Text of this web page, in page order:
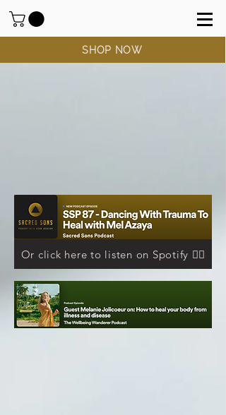
SHOP NOW
Or click here to listen on Spotify 👆🏻